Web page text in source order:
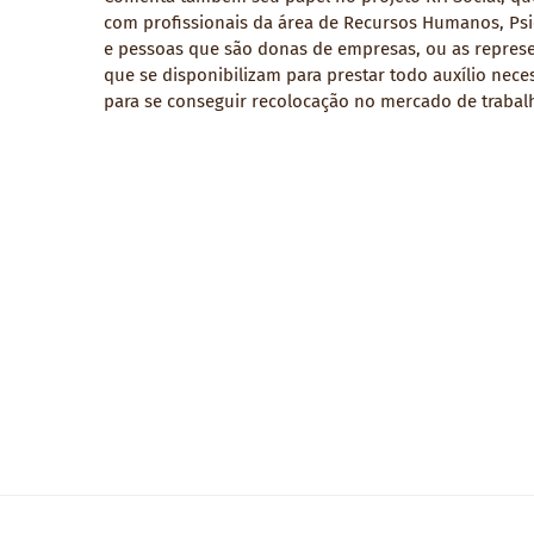
com profissionais da área de Recursos Humanos,
e pessoas que são donas de empresas, ou as
que se disponibilizam para prestar todo auxílio
para se conseguir recolocação no mercado de